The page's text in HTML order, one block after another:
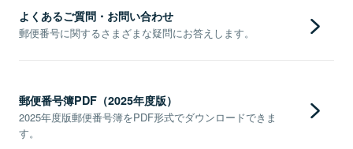
よくあるご質問・お問い合わせ
郵便番号に関するさまざまな疑問にお答えします。
郵便番号簿PDF（2025年度版）
2025年度版郵便番号簿をPDF形式でダウンロードできま
す。